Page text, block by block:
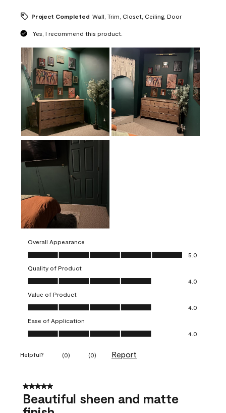
Project Completed Wall, Trim, Closet, Ceiling, Door
Yes, I recommend this product.
Overall Appearance
Overall Appearance, 5.0 out of 5
5.0
Quality of Product
Quality of Product, 4.0 out of 5
4.0
Value of Product
Value of Product, 4.0 out of 5
4.0
Ease of Application
Ease of Application, 4.0 out of 5
4.0
Helpful? (0) (0) Report
5 out of 5 stars.
Beautiful sheen and matte